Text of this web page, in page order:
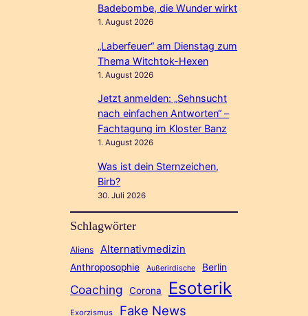
Badebombe, die Wunder wirkt
1. August 2026
„Laberfeuer“ am Dienstag zum
Thema Witchtok-Hexen
1. August 2026
Jetzt anmelden: „Sehnsucht
nach einfachen Antworten“ –
Fachtagung im Kloster Banz
1. August 2026
Was ist dein Sternzeichen,
Birb?
30. Juli 2026
Schlagwörter
Aliens Alternativmedizin
Anthroposophie Außerirdische Berlin
Coaching Corona Esoterik
Exorzismus Fake News